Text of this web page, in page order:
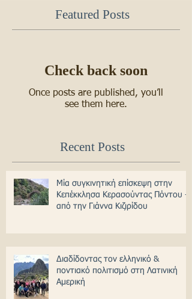
Featured Posts
Check back soon
Once posts are published, you’ll
see them here.
Recent Posts
Μία συγκινητική επίσκεψη στην
Κεπέκκλησα Κερασούντας Πόντου -
από την Γιάννα Κιζιρίδου
Διαδίδοντας τον ελληνικό &
ποντιακό πολιτισμό στη Λατινική
Αμερική